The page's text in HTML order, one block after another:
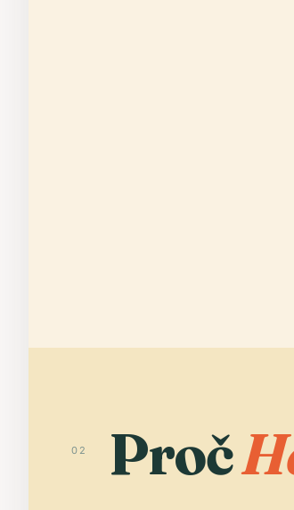
02 Proč